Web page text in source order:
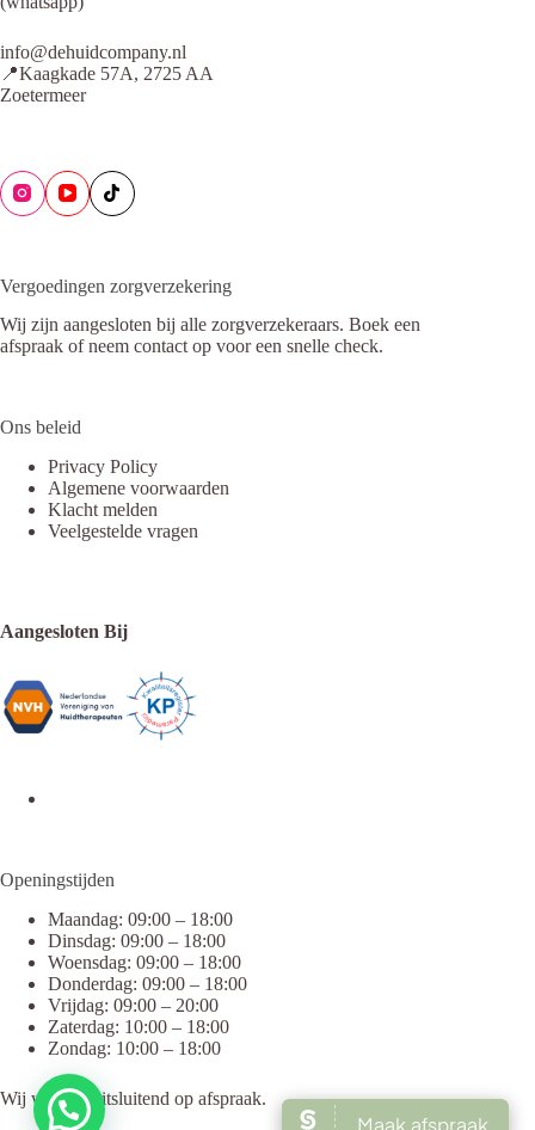
info@dehuidcompany.nl
📍Kaagkade 57A, 2725 AA
Zoetermeer
Vergoedingen zorgverzekering
Wij zijn aangesloten bij alle zorgverzekeraars. Boek een
afspraak of neem contact op voor een snelle check.
Ons beleid
Privacy Policy
Algemene voorwaarden
Klacht melden
Veelgestelde vragen
Aangesloten Bij
Openingstijden
Maandag: 09:00 – 18:00
Dinsdag: 09:00 – 18:00
Woensdag: 09:00 – 18:00
Donderdag: 09:00 – 18:00
Vrijdag: 09:00 – 20:00
Zaterdag: 10:00 – 18:00
Zondag: 10:00 – 18:00
Wij werken uitsluitend op afspraak.